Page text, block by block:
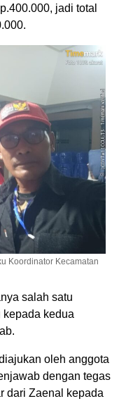
jadi total
Koordinator Kecamatan
salah satu
kedua
oleh anggota
dengan tegas
dari Zaenal kepada